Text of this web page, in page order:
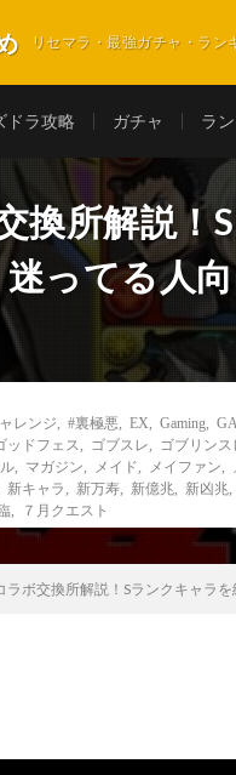
リセマラ・最強ガチャ・ラ
ドラ攻略 ガチャ ラ
換所解説！
ってる人
レンジ #裏極悪 EX Gaming
ッドフェス ゴブスレ ゴブリンス
マガジン メイド メイファン
新キャラ 新万寿 新億兆 新凶兆
７月クエスト
ラボ交換所解説！Sランクキャラ